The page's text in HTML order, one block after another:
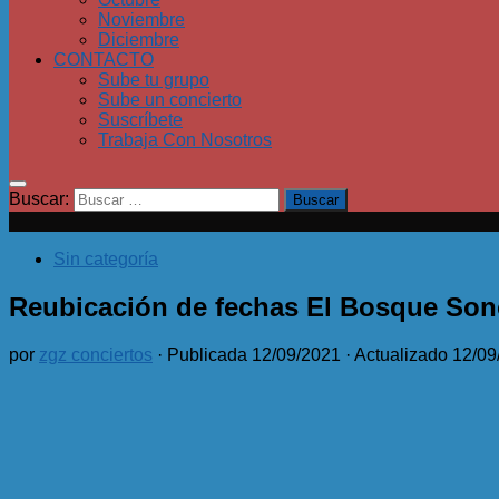
Noviembre
Diciembre
CONTACTO
Sube tu grupo
Sube un concierto
Suscríbete
Trabaja Con Nosotros
Buscar:
Sin categoría
Reubicación de fechas El Bosque
por zgz conciertos · Publicada 12/09/2021 · Actualizado 12/